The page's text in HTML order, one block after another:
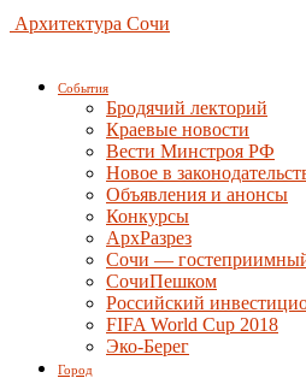
Архитектура Сочи
События
Бродячий лекторий
Краевые новости
Вести Минстроя РФ
Новое в
Объявления и анонсы
Конкурсы
АрхРазрез
Сочи —
СочиПешком
Российский
FIFA World Cup 2018
Эко-Берег
Город